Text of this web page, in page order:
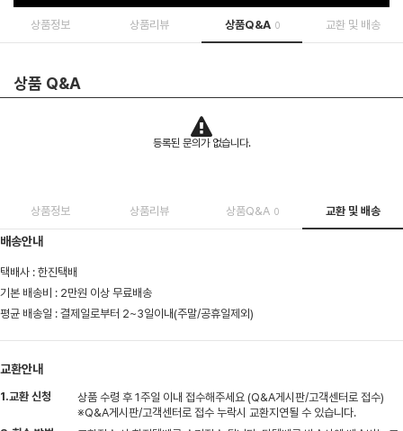
상품정보 상품리뷰 상품Q&A 0 교환 및 배송
상품 Q&A
등록된 문의가 없습니다.
상품정보 상품리뷰 상품Q&A 0 교환 및 배송
배송안내
택배사 : 한진택배
기본 배송비 : 2만원 이상 무료배송
평균 배송일 : 결제일로부터 2~3일이내(주말/공휴일제외)
교환안내
1.교환 신청
상품 수령 후 1주일 이내 접수해주세요 (Q&A게시판/고객센터로 접수)
※Q&A게시판/고객센터로 접수 누락시 교환지연될 수 있습니다.